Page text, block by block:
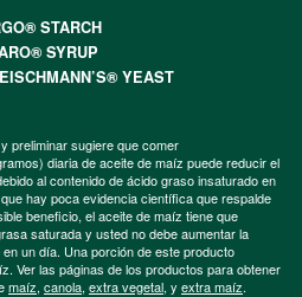
STARCH
SYRUP
YEAST
preliminar sugiere que comer
diaria de aceite de maíz puede reducir el
al contenido de ácido graso insaturado en
hay poca evidencia científica que respalde
beneficio, el aceite de maíz tiene que
saturada y usted no debe aumentar la
un día. Una porción de este producto
Ver las páginas de los productos para obtener
maíz, canola, extra vegetal, y extra maíz.